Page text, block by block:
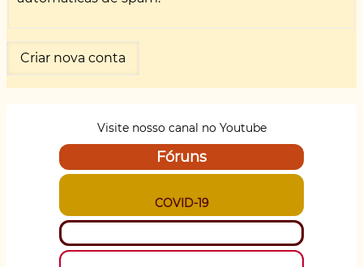
Visite nosso canal no Youtube
Fóruns
COVID-19